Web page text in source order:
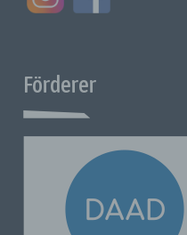
Förderer
Standort oder Ortswechsel
Pseudonymisierung ist die
ohne Hinzuziehung
einer spezifischen
können, sofern diese
aufbewahrt werden und
Maßnahmen unterliegen,
personenbezogenen
identifizierbaren